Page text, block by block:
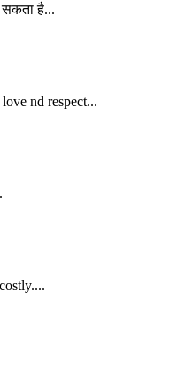
सकता है...
nd respect...